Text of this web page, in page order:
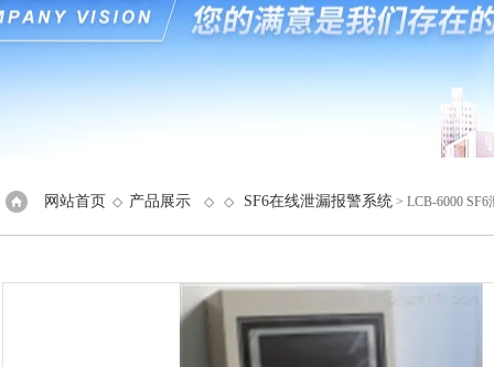
网站首页 ◇ 产品展示 ◇ ◇ SF6在线泄漏报警系统 > LCB-6000